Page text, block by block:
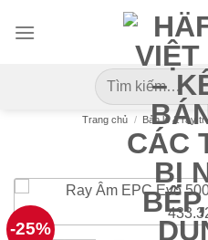
Tìm
kiếm:
Trang chủ / Bản lề & ray
-25%